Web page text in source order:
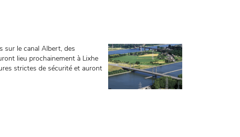
sur le canal Albert, des
lieu prochainement à Lixhe
strictes de sécurité et auront